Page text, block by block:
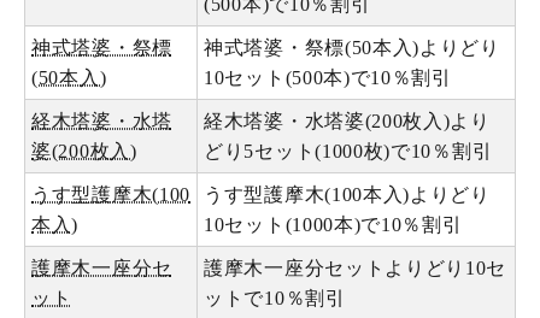
(500本)で10％割引
神式塔婆・祭標
(50本入)
神式塔婆・祭標(50本入)よりどり
10セット(500本)で10％割引
経木塔婆・水塔
婆(200枚入)
経木塔婆・水塔婆(200枚入)より
どり5セット(1000枚)で10％割引
うす型護摩木(100
本入)
うす型護摩木(100本入)よりどり
10セット(1000本)で10％割引
護摩木一座分セ
ット
護摩木一座分セットよりどり10セ
ットで10％割引